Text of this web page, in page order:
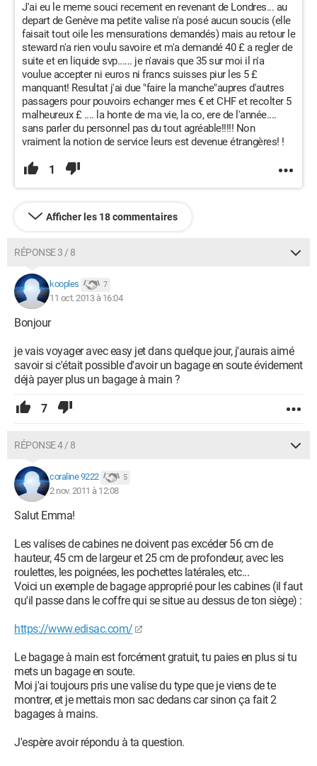
J'ai eu le meme souci recement en revenant de Londres... au
depart de Genève ma petite valise n'a posé aucun soucis (elle
faisait tout oile les mensurations demandés) mais au retour le
steward n'a rien voulu savoire et m'a demandé 40 £ a regler de
suite et en liquide svp...... je n'avais que 35 sur moi il n'a
voulue accepter ni euros ni francs suisses piur les 5 £
manquant! Resultat j'ai due "faire la manche"aupres d'autres
passagers pour pouvoirs echanger mes € et CHF et recolter 5
malheureux £ .... la honte de ma vie, la co, ere de l'année....
sans parler du personnel pas du tout agréable!!!!! Non
vraiment la notion de service leurs est devenue étrangères! !
1
Afficher les 18 commentaires
RÉPONSE 3 / 8
kooples 7
11 oct. 2013 à 16:04
Bonjour
je vais voyager avec easy jet dans quelque jour, j'aurais aimé
savoir si c'était possible d'avoir un bagage en soute évidement
déjà payer plus un bagage à main ?
7
RÉPONSE 4 / 8
coraline 9222 5
2 nov. 2011 à 12:08
Salut Emma!
Les valises de cabines ne doivent pas excéder 56 cm de
hauteur, 45 cm de largeur et 25 cm de profondeur, avec les
roulettes, les poignées, les pochettes latérales, etc...
Voici un exemple de bagage approprié pour les cabines (il faut
qu'il passe dans le coffre qui se situe au dessus de ton siège) :
https://www.edisac.com/
Le bagage à main est forcément gratuit, tu paies en plus si tu
mets un bagage en soute.
Moi j'ai toujours pris une valise du type que je viens de te
montrer, et je mettais mon sac dedans car sinon ça fait 2
bagages à mains.
J'espère avoir répondu à ta question.